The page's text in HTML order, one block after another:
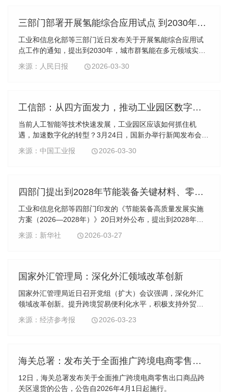
三部门部署开展氢能综合应用试点 到2030年城市群氢能在多元领域规模化应用
工业和信息化部等三部门近日发布关于开展氢能综合应用试
点工作的通知，提出到2030年，城市群氢能在多元领域实现
规模化应用，终端用氢平均价格降至每千克25元以下，力争
在部分优势地区降至每千克15元左右；全国燃料电池汽车保
强、发展空间大。
来源：人民日报 2026-03-30
工信部：从四方面发力，推动工业园区数字化转型
当前人工智能等技术快速发展，工业园区应该如何抓住机
遇，加速数字化的转型？3月24日，国新办举行新闻发布会，
工业和信息化部信息技术发展司司长王彦青在回答记者提问
时表示，工业园区是我国工业发展的重要载体，在新一轮科
发展的道路上跑出加速度，才能够为推进新型工业化、发展
新质生产力作出更大的贡献。
来源：中国工业报 2026-03-30
四部门提出到2028年节能装备关键材料、零部件取得突破
工业和信息化部等四部门印发的《节能装备高质量发展实施
方案（2026—2028年）》20日对外公布，提出到2028年，
节能装备关键材料、零部件取得突破，重点行业领域用能系
统匹配性、实际运行效率持续提升，电机、变压器等节能装
来源：新华社 2026-03-27
国家外汇管理局：深化外汇领域改革创新
国家外汇管理局近日召开党组（扩大）会议强调，深化外汇
领域改革创新。提升跨境贸易便利化水平，积极支持外贸稳
规模优结构。围绕科技创新、智能制造等重点领域，加强外
汇政策供给，继续做好金融“五篇大文章”。
来源：经济参考报 2026-03-23
海关总署：发布关于全面推广跨境电商零售出口商品跨关区退货的公告
12日，海关总署发布关于全面推广跨境电商零售出口商品跨
关区退货的公告，公告自2026年4月1日起施行。